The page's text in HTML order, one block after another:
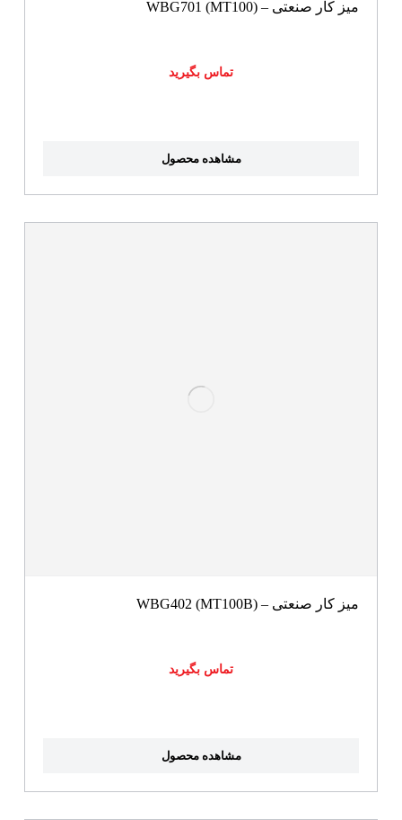
میز کار صنعتی – WBG701 (MT100)
تماس بگیرید
مشاهده محصول
میز کار صنعتی – WBG402 (MT100B)
تماس بگیرید
مشاهده محصول